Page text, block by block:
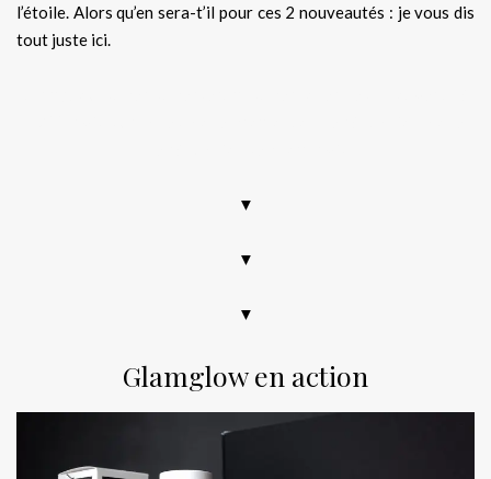
l’étoile. Alors qu’en sera-t’il pour ces 2 nouveautés : je vous dis
tout juste ici.
▼
▼
▼
Glamglow en action